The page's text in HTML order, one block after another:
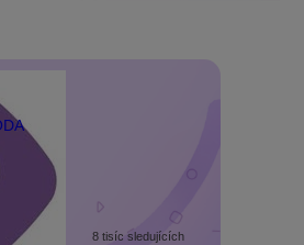
8 tisíc sledujících